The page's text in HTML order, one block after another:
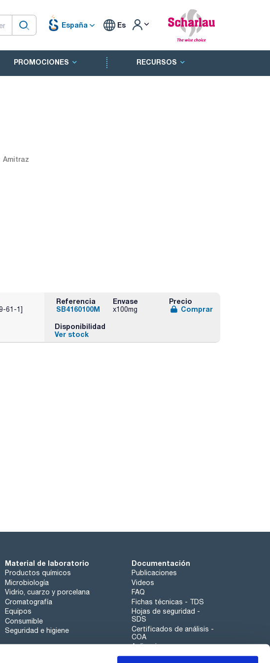
España Es
PROMOCIONES RECURSOS
Amitraz
61-1]
Referencia
SB4160100M
Envase
x100mg
Precio
Comprar
Disponibilidad
Ver stock
Material de laboratorio
Productos químicos
Microbiología
Vidrio, cuarzo y porcelana
Cromatografía
Equipos
Consumible
Seguridad e higiene
Documentación
Publicaciones
Videos
FAQ
Fichas técnicas - TDS
Hojas de seguridad -
SDS
Certificados de análisis -
COA
Aplicaciones
Tabla Periódica